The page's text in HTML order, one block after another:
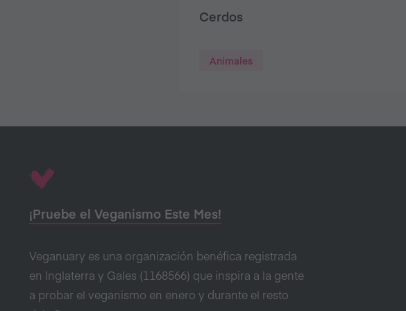
Cerdos
Animales
¡Pruebe el Veganismo Este Mes!
Veganuary es una organización benéfica registrada
en Inglaterra y Gales (1168566) que inspira a la gente
a probar el veganismo en enero y durante el resto